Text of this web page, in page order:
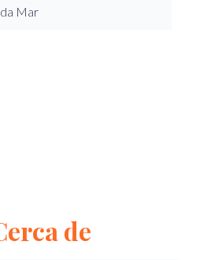
Mar
de